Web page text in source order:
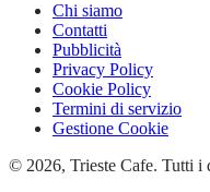
Chi siamo
Contatti
Pubblicità
Privacy Policy
Cookie Policy
Termini di servizio
Gestione Cookie
© 2026, Trieste Cafe. Tutti i